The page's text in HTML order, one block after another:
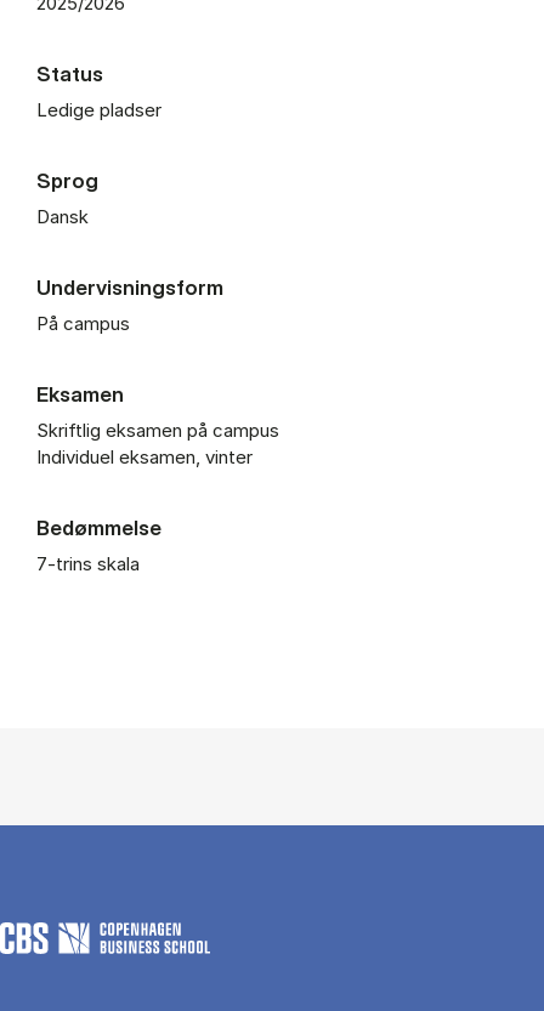
Status
Ledige pladser
Sprog
Dansk
Undervisningsform
På campus
Eksamen
Skriftlig eksamen på campus
Individuel eksamen, vinter
Bedømmelse
7-trins skala